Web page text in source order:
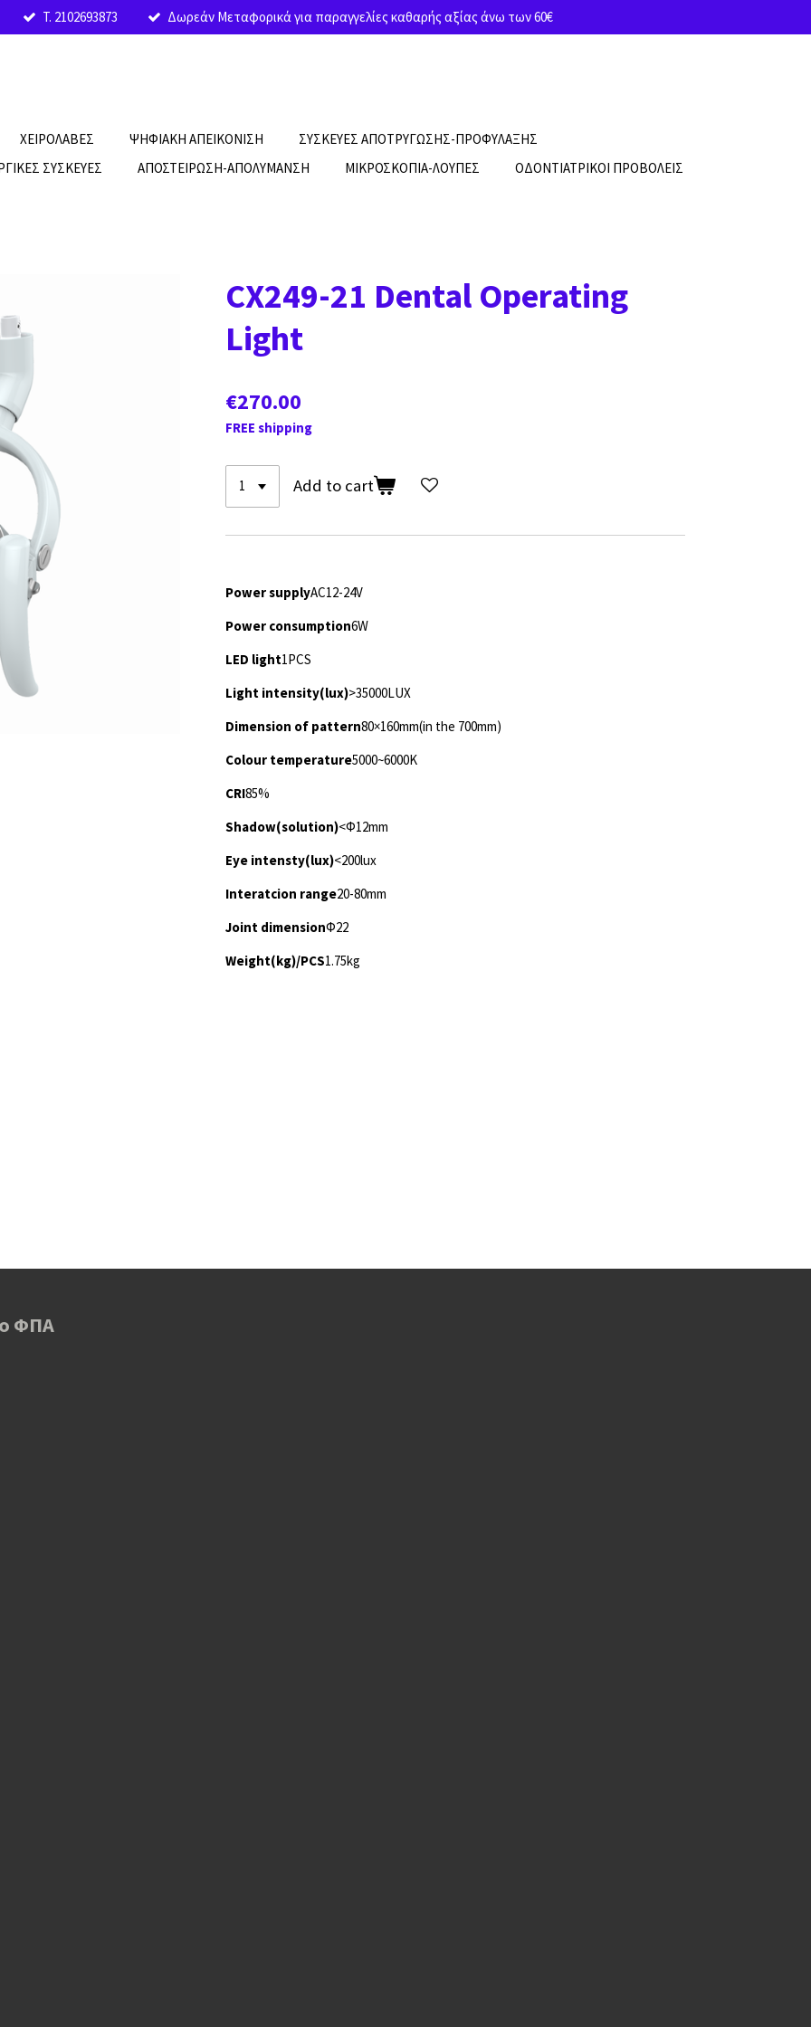
T. 2102693873 Δωρεάν Μεταφορικά για παραγγελίες καθαρής αξίας άνω των 60€
ΧΕΙΡΟΛΑΒΕΣ ΨΗΦΙΑΚΗ ΑΠΕΙΚΟΝΙΣΗ
ΣΥΣΚΕΥΕΣ ΑΠΟΤΡΥΓΩΣΗΣ-ΠΡΟΦΥΛΑΞΗΣ
ΣΥΣΚΕΥΕΣ ΑΠΟΣΤΕΙΡΩΣΗ-ΑΠΟΛΥΜΑΝΣΗ ΜΙΚΡΟΣΚΟΠΙΑ-ΛΟΥΠΕΣ
ΟΔΟΝΤΙΑΤΡΙΚΟΙ ΠΡΟΒΟΛΕΙΣ
CX249-21 Dental Operating
Light
€270.00
FREE shipping
Add to cart
Power supplyAC12-24V
Power consumption6W
LED light1PCS
Light intensity(lux)>35000LUX
Dimension of pattern80×160mm(in the 700mm)
Colour temperature5000~6000K
CRI85%
Shadow(solution)<Φ12mm
Eye intensty(lux)<200lux
Interatcion range20-80mm
Joint dimensionΦ22
Weight(kg)/PCS1.75kg
ο ΦΠΑ